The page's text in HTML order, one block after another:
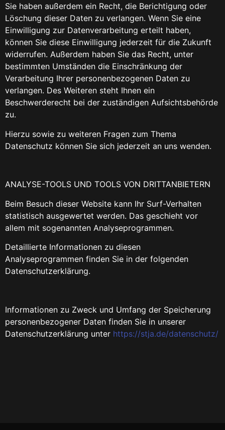
Sie haben außerdem ein Recht, die Berichtigung oder
Löschung dieser Daten zu verlangen. Wenn Sie eine
Einwilligung zur Datenverarbeitung erteilt haben,
können Sie diese Einwilligung jederzeit für die Zukunft
widerrufen. Außerdem haben Sie das Recht, unter
bestimmten Umständen die Einschränkung der
Verarbeitung Ihrer personenbezogenen Daten zu
verlangen. Des Weiteren steht Ihnen ein
Beschwerderecht bei der zuständigen Aufsichtsbehörde
zu.
Hierzu sowie zu weiteren Fragen zum Thema
Datenschutz können Sie sich jederzeit an uns wenden.
ANALYSE-TOOLS UND TOOLS VON DRITTANBIETERN
Beim Besuch dieser Website kann Ihr Surf-Verhalten
statistisch ausgewertet werden. Das geschieht vor
allem mit sogenannten Analyseprogrammen.
Detaillierte Informationen zu diesen
Analyseprogrammen finden Sie in der folgenden
Datenschutzerklärung.
Informationen zu Zweck und Umfang der Speicherung
personenbezogener Daten finden Sie in unserer
Datenschutzerklärung unter https://stja.de/datenschutz/